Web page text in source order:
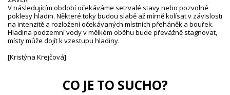
V následujícím období očekáváme setrvalé stavy nebo pozvolné
poklesy hladin. Některé toky budou slabě až mírně kolísat v závislosti
na intenzitě a rozložení očekávaných místních přeháněk a bouřek.
Hladina podzemní vody v mělkém oběhu bude převážně stagnovat,
místy může dojít k vzestupu hladiny.
[Kristýna Krejčová]
CO JE TO SUCHO?